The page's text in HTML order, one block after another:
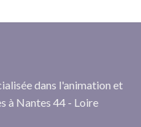
dans l'animation et
à Nantes 44 - Loire